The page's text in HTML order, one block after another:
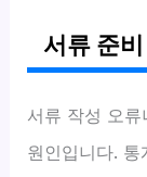
서류 준
서류 작성 오
원인입니다.